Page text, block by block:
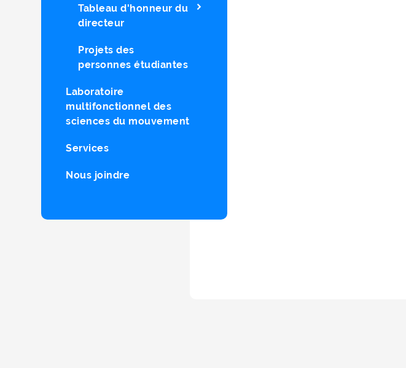
Tableau d'honneur du
directeur
Projets des
personnes étudiantes
Laboratoire
multifonctionnel des
sciences du mouvement
Services
Nous joindre